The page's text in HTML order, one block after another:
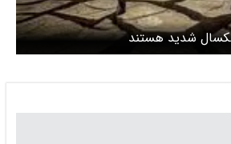
شدید هستند